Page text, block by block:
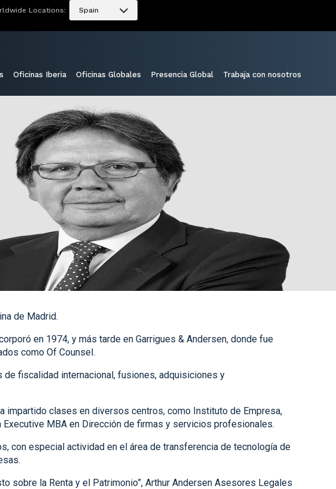
Locations: Spain
Oficinas Iberia Oficinas Globales Presencia Global Trabaja con nosotros
de Madrid.
en 1974, y más tarde en Garrigues & Andersen, donde fue
como Of Counsel.
fiscalidad internacional, fusiones, adquisiciones y
impartido clases en diversos centros, como Instituto de Empresa,
MBA en Dirección de firmas y servicios profesionales.
con especial actividad en el área de transferencia de tecnología de
sobre la Renta y el Patrimonio”, Arthur Andersen Asesores Legales